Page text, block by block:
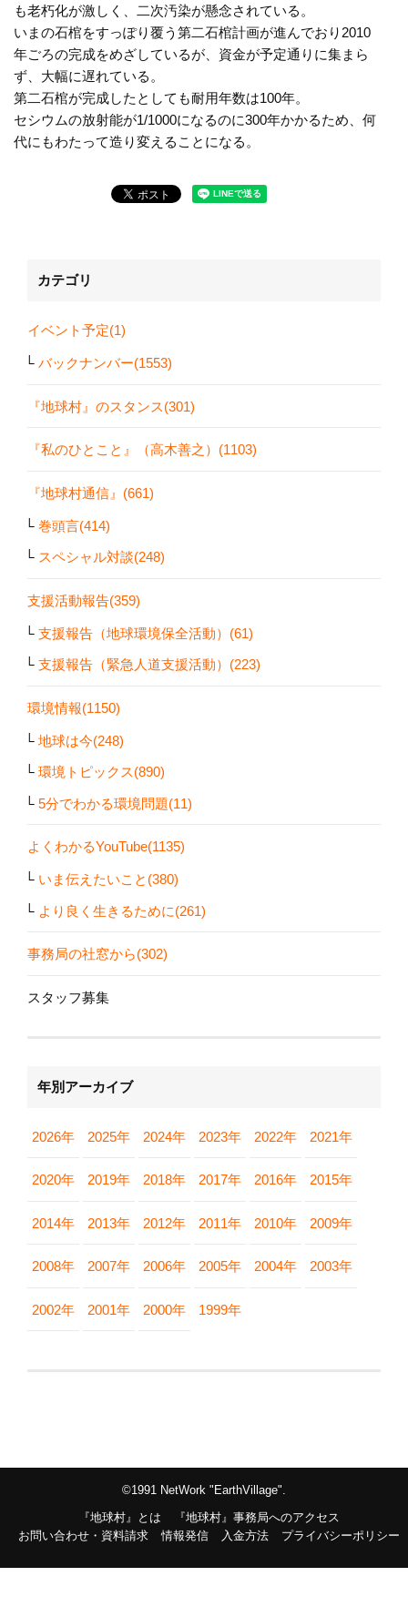
も老朽化が激しく、二次汚染が懸念されている。
いまの石棺をすっぽり覆う第二石棺計画が進んでおり2010
年ごろの完成をめざしているが、資金が予定通りに集まら
ず、大幅に遅れている。
第二石棺が完成したとしても耐用年数は100年。
セシウムの放射能が1/1000になるのに300年かかるため、何
代にもわたって造り変えることになる。
カテゴリ
イベント予定(1)
バックナンバー(1553)
『地球村』のスタンス(301)
『私のひとこと』（高木善之）(1103)
『地球村通信』(661)
巻頭言(414)
スペシャル対談(248)
支援活動報告(359)
支援報告（地球環境保全活動）(61)
支援報告（緊急人道支援活動）(223)
環境情報(1150)
地球は今(248)
環境トピックス(890)
5分でわかる環境問題(11)
よくわかるYouTube(1135)
いま伝えたいこと(380)
より良く生きるために(261)
事務局の社窓から(302)
スタッフ募集
年別アーカイブ
2026年 2025年 2024年 2023年 2022年 2021年
2020年 2019年 2018年 2017年 2016年 2015年
2014年 2013年 2012年 2011年 2010年 2009年
2008年 2007年 2006年 2005年 2004年 2003年
2002年 2001年 2000年 1999年
©1991 NetWork "EarthVillage".
『地球村』とは
『地球村』事務局へのアクセス
お問い合わせ・資料請求
情報発信 入金方法 プライバシーポリシー